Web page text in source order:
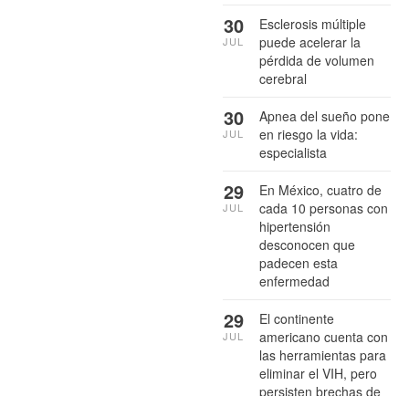
Esclerosis múltiple
puede acelerar la
pérdida de volumen
cerebral
30
JUL
Apnea del sueño pone
en riesgo la vida:
especialista
30
JUL
En México, cuatro de
cada 10 personas con
hipertensión
desconocen que
padecen esta
enfermedad
29
JUL
El continente
americano cuenta con
las herramientas para
eliminar el VIH, pero
persisten brechas de
29
JUL